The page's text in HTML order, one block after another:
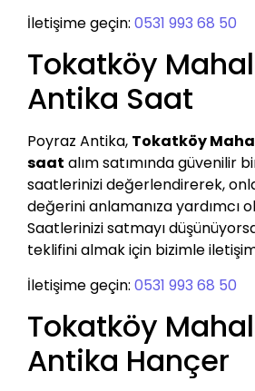
İletişime geçin: 0531 993 68 50
Tokatköy
Antika Saat
Poyraz Antika, Tokatköy
saat alım satımında güvenilir
saatlerinizi değerlendirerek,
değerini anlamanıza yardımcı
Saatlerinizi satmayı
teklifini almak için bizimle
İletişime geçin: 0531 993 68 50
Tokatköy
Antika Hançer